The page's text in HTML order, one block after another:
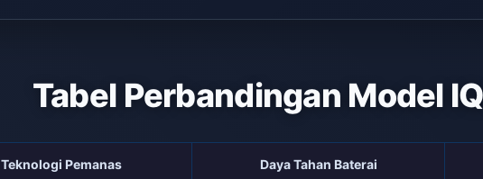
Tabel Perbandingan Model
Teknologi Pemanas Daya Tahan Baterai